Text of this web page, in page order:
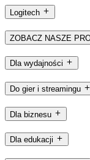
Logitech
ZOBACZ NASZE
Dla wydajności
Do gier i streamingu
Dla biznesu
Dla edukacji